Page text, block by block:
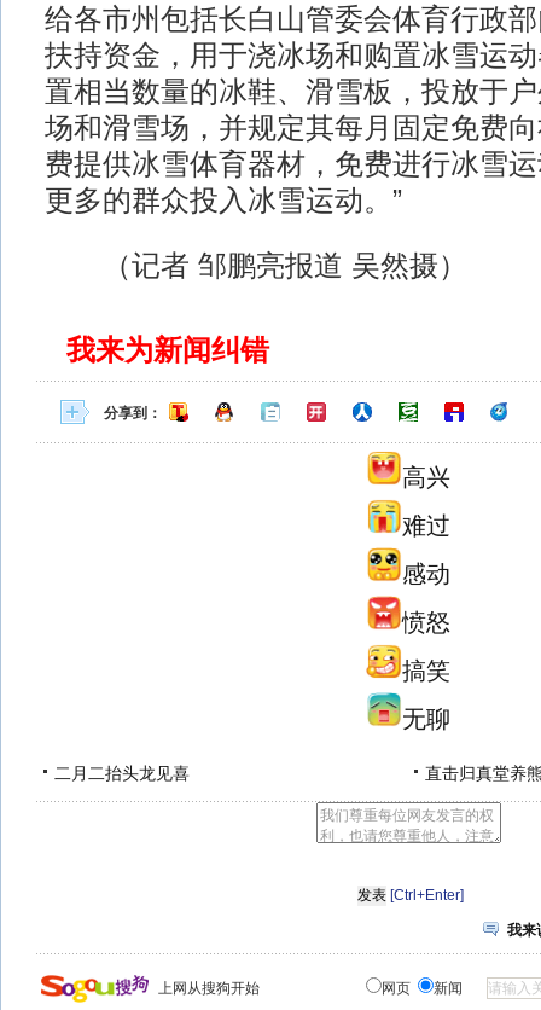
给各市州包括长白山管委会体育行政
扶持资金，用于浇冰场和购置冰雪运
置相当数量的冰鞋、滑雪板，投放于
场和滑雪场，并规定其每月固定免费
费提供冰雪体育器材，免费进行冰雪
更多的群众投入冰雪运动。”
（记者 邹鹏亮报道 吴然摄）
我来为新闻纠错
分享到：
高兴
难过
感动
愤怒
搞笑
无聊
二月二抬头龙见喜 直击归真堂养
[Ctrl+Enter]
我来
上网从搜狗开始 网页 新闻